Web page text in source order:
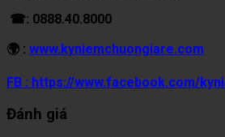
☎: 0888.40.8000
🌍 : www.kyniemchuongiare.com
FB : https://www.facebook.com/
Đánh giá